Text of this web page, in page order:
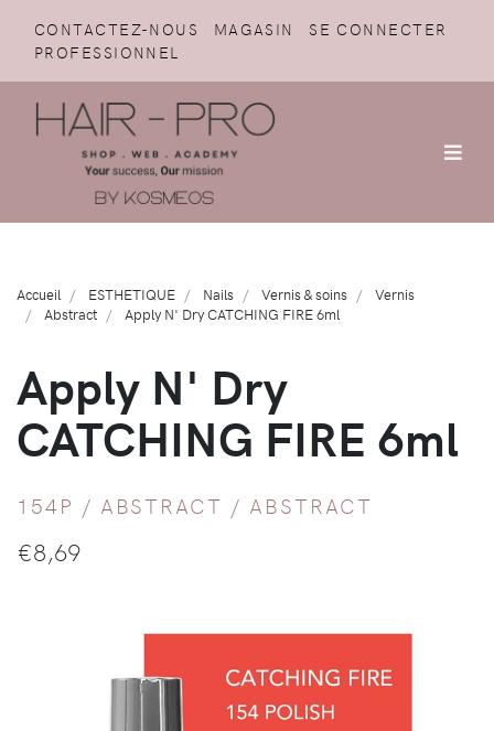
CONTACTEZ-NOUS MAGASIN
SE CONNECTER
PROFESSIONNEL
Accueil ESTHETIQUE Nails Vernis & soins
Vernis
Abstract
Apply N' Dry CATCHING FIRE 6ml
Apply N' Dry
CATCHING FIRE 6ml
154P / ABSTRACT / ABSTRACT
€8,69